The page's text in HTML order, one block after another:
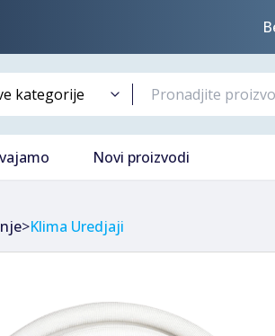
Novi proizvodi
>Klima Uredjaji